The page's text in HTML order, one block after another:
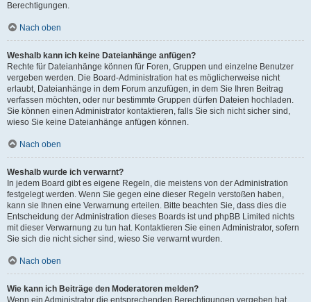
Berechtigungen.
Nach oben
Weshalb kann ich keine Dateianhänge anfügen?
Rechte für Dateianhänge können für Foren, Gruppen und einzelne Benutzer
vergeben werden. Die Board-Administration hat es möglicherweise nicht
erlaubt, Dateianhänge in dem Forum anzufügen, in dem Sie Ihren Beitrag
verfassen möchten, oder nur bestimmte Gruppen dürfen Dateien hochladen.
Sie können einen Administrator kontaktieren, falls Sie sich nicht sicher sind,
wieso Sie keine Dateianhänge anfügen können.
Nach oben
Weshalb wurde ich verwarnt?
In jedem Board gibt es eigene Regeln, die meistens von der Administration
festgelegt werden. Wenn Sie gegen eine dieser Regeln verstoßen haben,
kann sie Ihnen eine Verwarnung erteilen. Bitte beachten Sie, dass dies die
Entscheidung der Administration dieses Boards ist und phpBB Limited nichts
mit dieser Verwarnung zu tun hat. Kontaktieren Sie einen Administrator, sofern
Sie sich die nicht sicher sind, wieso Sie verwarnt wurden.
Nach oben
Wie kann ich Beiträge den Moderatoren melden?
Wenn ein Administrator die entsprechenden Berechtigungen vergeben hat,